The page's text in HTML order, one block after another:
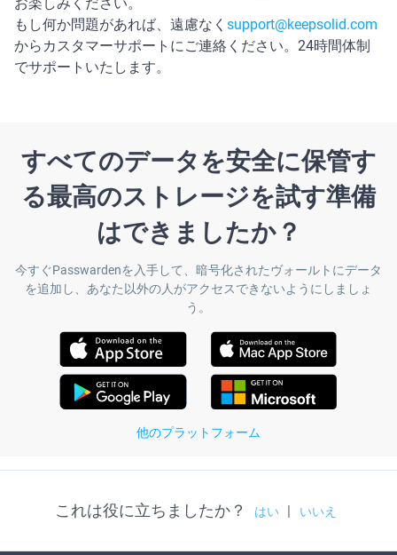
もし何か問題があれば、遠慮なく support@keepsolid.com
からカスタマーサポートにご連絡ください。24時間体制
でサポートいたします。
すべてのデータを安全に保管す
る最高のストレージを試す準備
はできましたか？
今すぐPasswardenを入手して、暗号化されたヴォールトにデータ
を追加し、あなた以外の人がアクセスできないようにしましょ
う。
他のプラットフォーム
これは役に立ちましたか？ はい | いいえ